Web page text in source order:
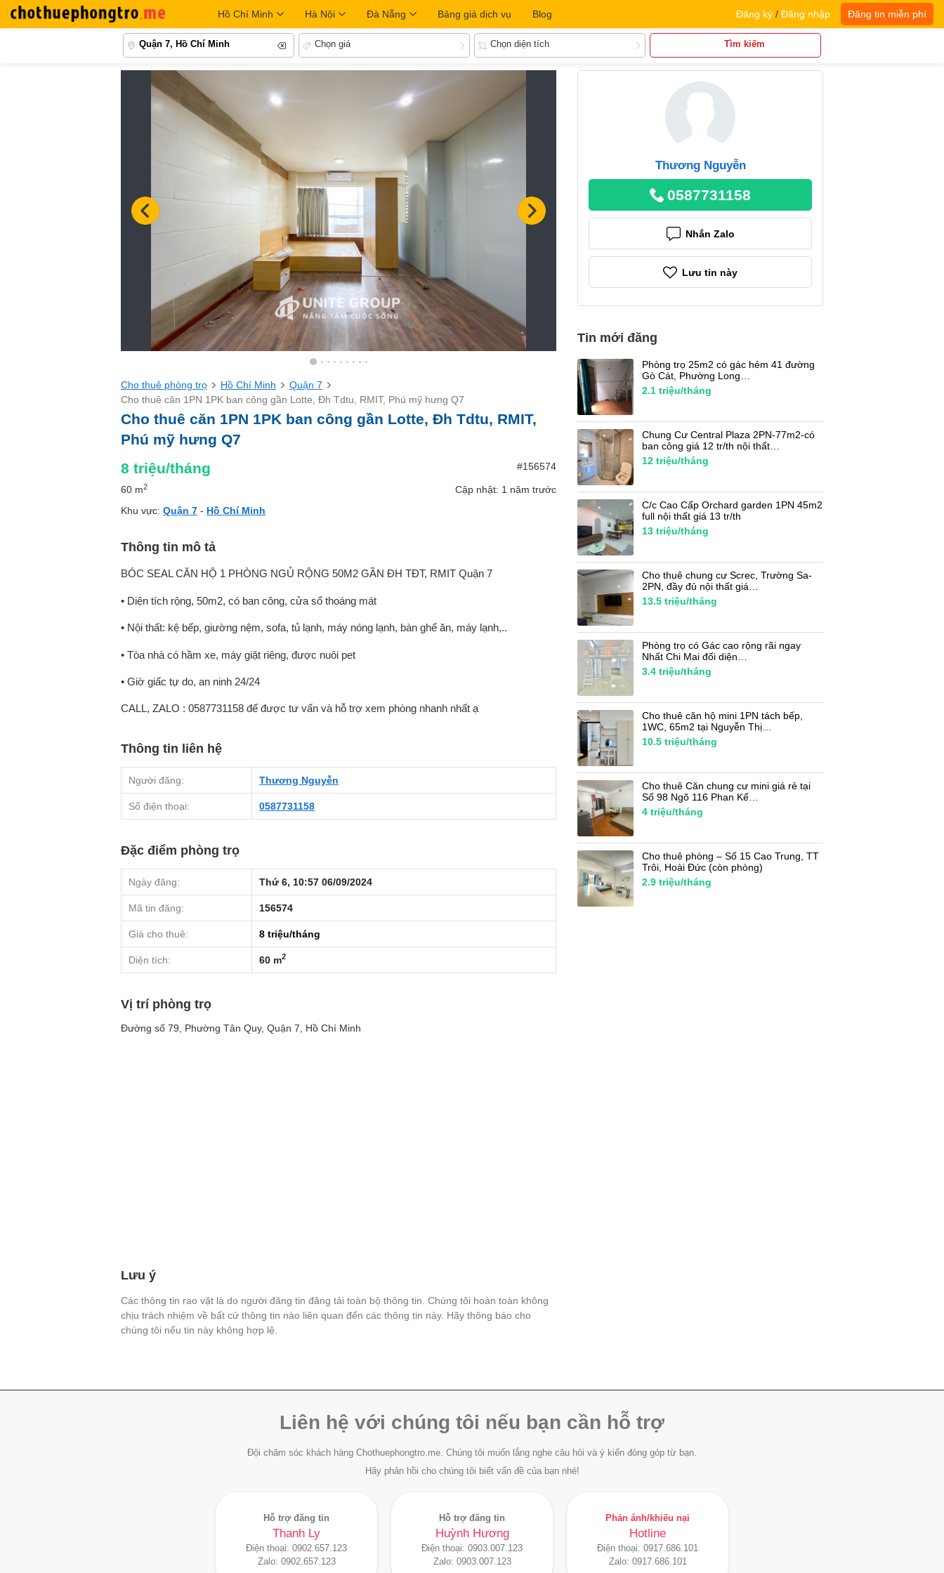
Hồ Chí Minh Hà Nội Đà Nẵng Bảng giá dịch vụ Blog Đăng ký / Đăng nhập Đăng tin miễn phí
Quận 7, Hồ Chí Minh Chọn giá Chọn diện tích Tìm kiếm
Cho thuê phòng trọ Hồ Chí Minh
Quận 7
Cho thuê căn 1PN 1PK ban công gần Lotte, Đh Tdtu, RMIT, Phú mỹ hưng Q7
Cho thuê căn 1PN 1PK ban công gần Lotte, Đh Tdtu, RMIT,
Phú mỹ hưng Q7
8 triệu/tháng #156574
60 m2
Cập nhật: 1 năm trước
Khu vực: Quận 7 - Hồ Chí Minh
Thông tin mô tả
BÓC SEAL CĂN HỘ 1 PHÒNG NGỦ RỘNG 50M2 GẦN ĐH TĐT, RMIT Quận 7
• Diện tích rộng, 50m2, có ban công, cửa sổ thoáng mát
• Nội thất: kệ bếp, giường nệm, sofa, tủ lạnh, máy nóng lạnh, bàn ghế ăn, máy lạnh,..
• Tòa nhà có hầm xe, máy giặt riêng, được nuôi pet
• Giờ giấc tự do, an ninh 24/24
CALL, ZALO : 0587731158 để được tư vấn và hỗ trợ xem phòng nhanh nhất ạ
Thông tin liên hệ
Người đăng: Thương Nguyễn
Số điện thoại: 0587731158
Đặc điểm phòng trọ
Ngày đăng: Thứ 6, 10:57 06/09/2024
Mã tin đăng: 156574
Giá cho thuê: 8 triệu/tháng
Diện tích: 60 m2
Vị trí phòng trọ
Đường số 79, Phường Tân Quy, Quận 7, Hồ Chí Minh
Lưu ý
Các thông tin rao vặt là do người đăng tin đăng tải toàn bộ thông tin. Chúng tôi hoàn toàn không
chịu trách nhiệm về bất cứ thông tin nào liên quan đến các thông tin này. Hãy thông báo cho
chúng tôi nếu tin này không hợp lệ.
Thương Nguyễn
0587731158
Nhắn Zalo
Lưu tin này
Tin mới đăng
Phòng trọ 25m2 có gác hẻm 41 đường
Gò Cát, Phường Long…
2.1 triệu/tháng
Chung Cư Central Plaza 2PN-77m2-có
ban công giá 12 tr/th nội thất…
12 triệu/tháng
C/c Cao Cấp Orchard garden 1PN 45m2
full nội thất giá 13 tr/th
13 triệu/tháng
Cho thuê chung cư Screc, Trường Sa-
2PN, đầy đủ nội thất giá…
13.5 triệu/tháng
Phòng trọ có Gác cao rộng rãi ngay
Nhất Chi Mai đối diện…
3.4 triệu/tháng
Cho thuê căn hộ mini 1PN tách bếp,
1WC, 65m2 tại Nguyễn Thị…
10.5 triệu/tháng
Cho thuê Căn chung cư mini giá rẻ tại
Số 98 Ngõ 116 Phan Kế…
4 triệu/tháng
Cho thuê phòng – Số 15 Cao Trung, TT
Trôi, Hoài Đức (còn phòng)
2.9 triệu/tháng
Liên hệ với chúng tôi nếu bạn cần hỗ trợ
Đội chăm sóc khách hàng Chothuephongtro.me. Chúng tôi muốn lắng nghe câu hỏi và ý kiến đóng góp từ bạn.
Hãy phản hồi cho chúng tôi biết vấn đề của bạn nhé!
Hỗ trợ đăng tin
Thanh Ly
Điện thoại: 0902.657.123
Zalo: 0902.657.123
Hỗ trợ đăng tin
Huỳnh Hương
Điện thoại: 0903.007.123
Zalo: 0903.007.123
Phản ánh/khiếu nại
Hotline
Điện thoại: 0917.686.101
Zalo: 0917.686.101